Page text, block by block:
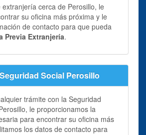
extranjería cerca de Perosillo, le
su oficina más próxima y le
de contacto para que pueda
Previa Extranjería.
Social Perosillo
trámite con la Seguridad
le proporcionamos la
para encontrar su oficina más
los datos de contacto para